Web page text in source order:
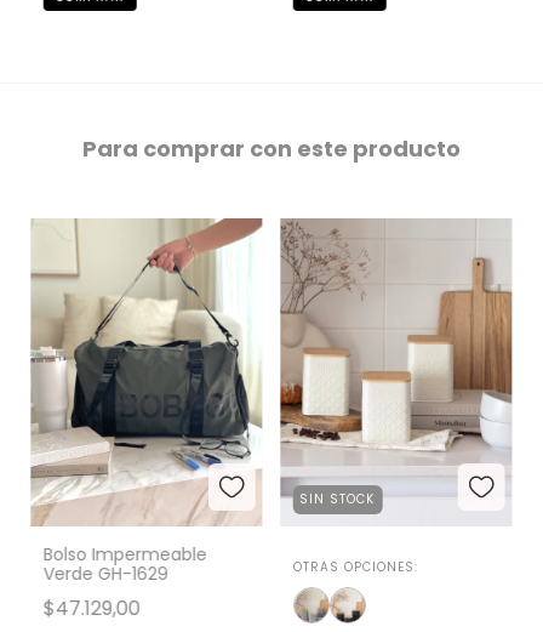
Para comprar con este producto
Bolso Impermeable
Verde GH-1629
$47.129,00
SIN STOCK
OTRAS OPCIONES: